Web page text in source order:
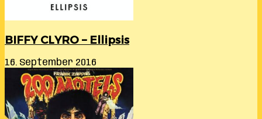
BIFFY CLYRO – Ellipsis
16. September 2016